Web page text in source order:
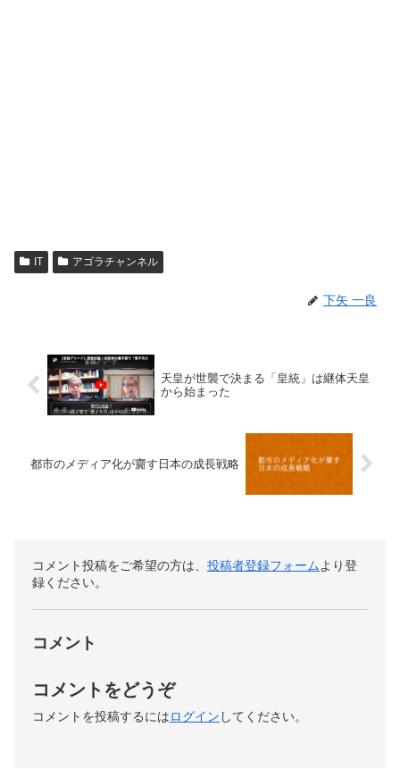
IT アゴラチャンネル
下矢 一良
天皇が世襲で決まる「皇統」は継体天皇
から始まった
都市のメディア化が齎す日本の成長戦略
コメント投稿をご希望の方は、 投稿者登録フォーム より登
録ください。
コメント
コメントをどうぞ
コメントを投稿するにはログイン してください。